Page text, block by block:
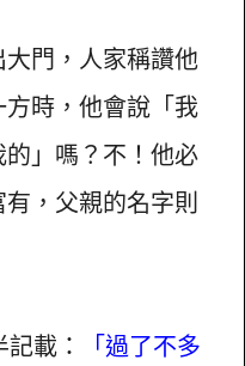
門，人家稱讚他
時，他會說「我
」嗎？不！他必
，父親的名字則
載：
「過了不多